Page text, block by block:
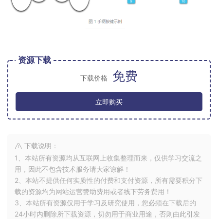
资源下载
下载价格 免费
立即购买
下载说明：
1、本站所有资源均从互联网上收集整理而来，仅供学习交流之
用，因此不包含技术服务请大家谅解！
2、本站不提供任何实质性的付费和支付资源，所有需要积分下
载的资源均为网站运营赞助费用或者线下劳务费用！
3、本站所有资源仅用于学习及研究使用，您必须在下载后的
24小时内删除所下载资源，切勿用于商业用途，否则由此引发